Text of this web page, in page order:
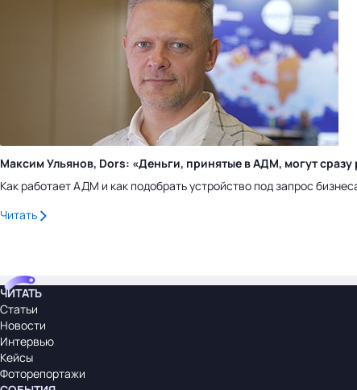
Максим Ульянов, Dors: «Деньги, принятые в АДМ, могут
Как работает АДМ и как подобрать устройство под запрос
Читать
ЧИТАТЬ
Статьи
Новости
Интервью
Кейсы
Фоторепортажи